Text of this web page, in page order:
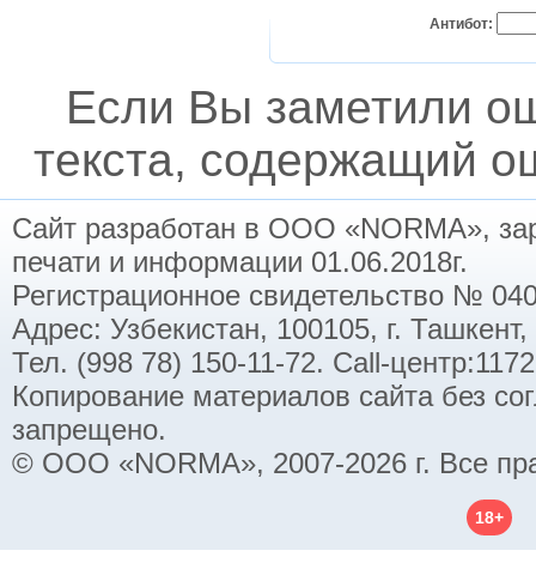
Антибот:
Если Вы заметили
текста, содержащий
Сайт разработан в ООО «NORMA»,
печати и информации 01.06.2018г.
Регистрационное свидетельство №
Адрес: Узбекистан, 100105, г.
Тел. (998 78) 150-11-72. Call-
Копирование материалов сайта без
запрещено.
© ООО «NORMA», 2007-2026 г. Все
18+